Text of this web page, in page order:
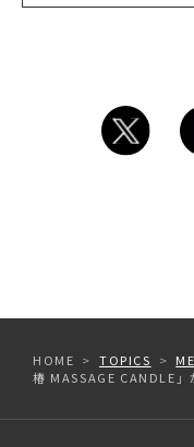
HOME TOPICS
椿 MASSAGE CANDLE」